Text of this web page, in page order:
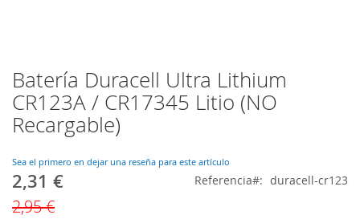
Batería Duracell Ultra Lithium
CR123A / CR17345 Litio (NO
Recargable)
Sea el primero en dejar una reseña para este artículo
Precio
2,31 €
2,95 €
Referencia duracell-cr123
Saltar
al
comienzo
de
galería
de
imágenes